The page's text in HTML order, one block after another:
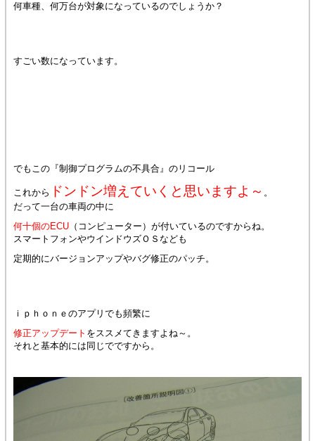
何車種、何万台が対象になっているのでしょうか？
すごい数になっています。
でもこの『制御プログラムの不具合』のリコール
これから ドンドン増えていくと思いますよ～ 。
だって一台の車両の中に
何十個のECU（コンピューター）が付いているのですからね。
スマートフォンやウインドウズＯＳなども
定期的にバージョンアップやバグ修正のパッチ。
ｉｐｈｏｎｅのアプリでも頻繁に
修正アップデート をススメてきますよね～。
それと基本的には同じでですから。